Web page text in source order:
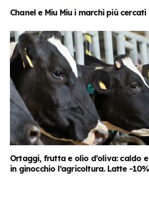
Chanel e Miu Miu i marchi più cercati
Ortaggi, frutta e olio d’oliva: caldo
in ginocchio l’agricoltura. Latte -10%